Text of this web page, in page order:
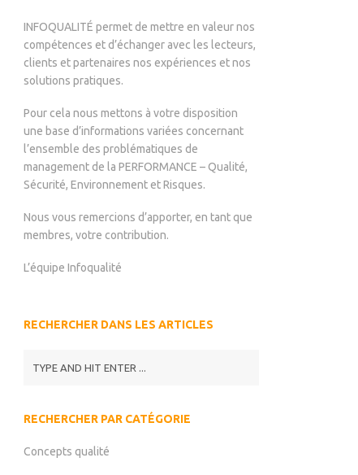
INFOQUALITÉ permet de mettre en valeur nos
compétences et d’échanger avec les lecteurs,
clients et partenaires nos expériences et nos
solutions pratiques.
Pour cela nous mettons à votre disposition
une base d’informations variées concernant
l’ensemble des problématiques de
management de la PERFORMANCE – Qualité,
Sécurité, Environnement et Risques.
Nous vous remercions d’apporter, en tant que
membres, votre contribution.
L’équipe Infoqualité
RECHERCHER DANS LES ARTICLES
RECHERCHER PAR CATÉGORIE
Concepts qualité